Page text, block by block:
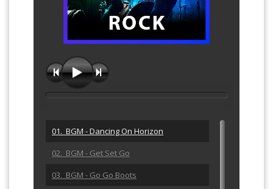
01. BGM - Dancing On Horizon
02. BGM - Get Set Go
03. BGM - Go Go Boots